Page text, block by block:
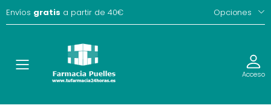
Envíos gratis a partir de 40€ Opciones
Toggle Acceso